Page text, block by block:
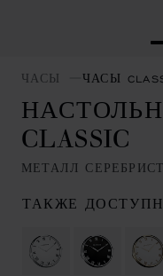
ЧАСЫ ЧАСЫ
CLASSIC
МЕТАЛЛ
ТАКЖЕ